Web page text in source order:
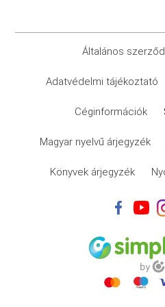
Általános
Adatvédelmi tájékoztató
Céginformációk
Magyar nyelvű árjegyzék
Könyvek árjegyzék